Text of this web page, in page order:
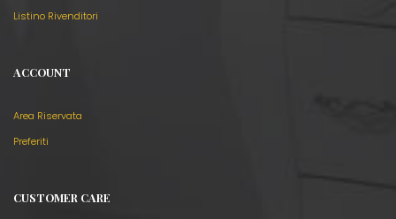
Listino Rivenditori
ACCOUNT
Area Riservata
Preferiti
CUSTOMER CARE